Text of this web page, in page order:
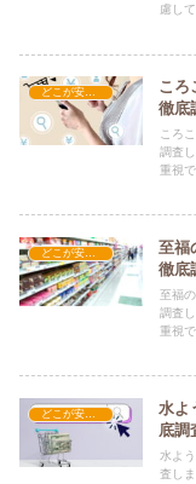
慮し
どこが安い？-お菓子・スイーツ・アイス
ころ
徹底
ころ
調査
重視
どこが安い？-お菓子・スイーツ・アイス
至福
徹底
至福
調査
重視
どこが安い？-お菓子・スイーツ・アイス
水よ
底調
水よ
査し